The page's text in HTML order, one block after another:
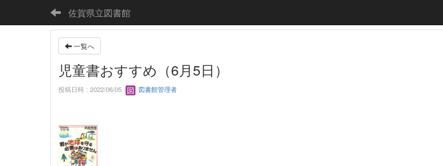
佐賀県立図書館
一覧へ
児童書おすすめ（6月5日）
投稿日時 : 2022/06/05 図書館管理者